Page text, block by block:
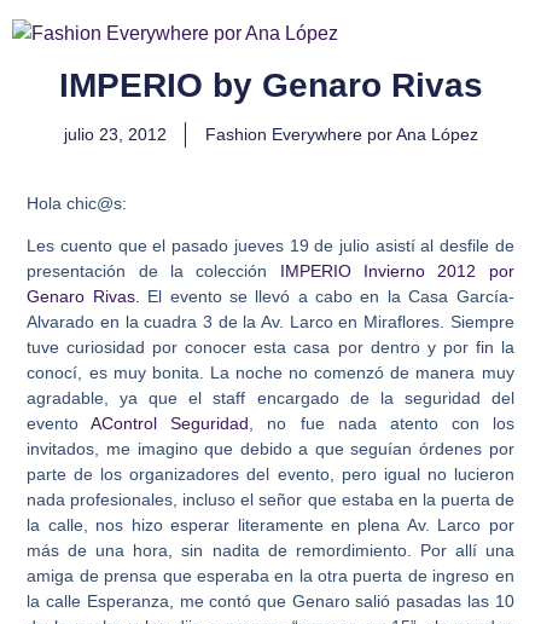
IMPERIO by Genaro Rivas
julio 23, 2012 Fashion Everywhere por Ana López
Hola chic@s:
Les cuento que el pasado jueves 19 de julio asistí al desfile de
presentación de la colección IMPERIO Invierno 2012 por
Genaro Rivas. El evento se llevó a cabo en la Casa García-
Alvarado en la cuadra 3 de la Av. Larco en Miraflores. Siempre
tuve curiosidad por conocer esta casa por dentro y por fin la
conocí, es muy bonita. La noche no comenzó de manera muy
agradable, ya que el staff encargado de la seguridad del
eventoAControl Seguridad, no fue nada atento con los
invitados, me imagino que debido a que seguían órdenes por
parte de los organizadores del evento, pero igual no lucieron
nada profesionales, incluso el señor que estaba en la puerta de
la calle, nos hizo esperar literamente en plena Av. Larco por
más de una hora, sin nadita de remordimiento. Por allí una
amiga de prensa que esperaba en la otra puerta de ingreso en
la calle Esperanza, me contó que Genaro salió pasadas las 10